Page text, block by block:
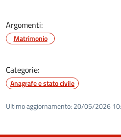
Argomenti:
Matrimonio
Categorie:
Anagrafe e stato civile
Ultimo aggiornamento: 20/05/2026